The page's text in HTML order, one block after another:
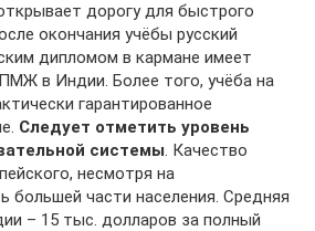
дорогу для быстрого
окончания учёбы русский
дипломом в кармане имеет
в Индии. Более того, учёба на
гарантированное
Следует отметить уровень
системы. Качество
несмотря на
большей части населения. Средняя
– 15 тыс. долларов за полный